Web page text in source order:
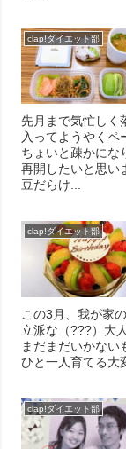
clap!ダイエット部
先月まで気忙しく
入ってようやく
ちょいと疎かにな
再開したいと思い
豆だらけ...
clap!ダイエット部
この3月、我が家
立派な（???）大
まだまだいかない
ひと一人育てる大
clap!ダイエット部